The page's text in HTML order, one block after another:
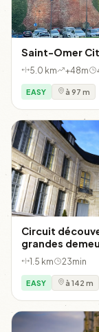
Saint-Omer
5.0 km +48m
EASY à 97 m
Circuit
grandes
1.5 km 23min
EASY à 142 m